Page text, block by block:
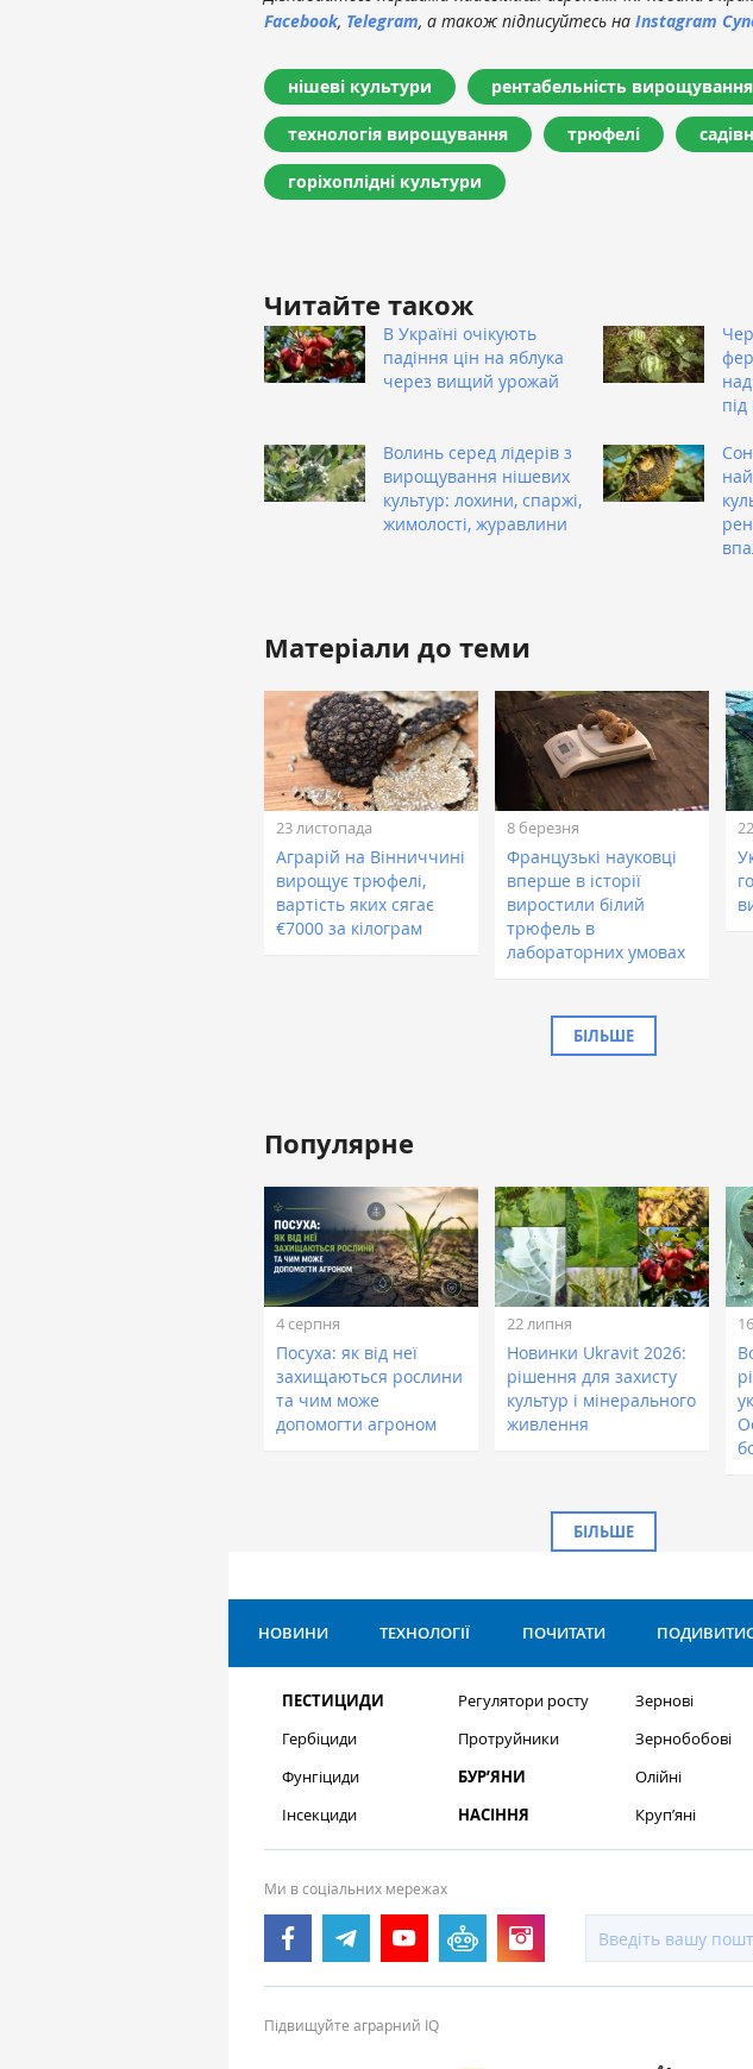
Facebook, Telegram, а також підписуйтесь на Instagram
нішеві культури рентабельність вирощування
технологія вирощування трюфелі
горіхоплідні культури
Читайте також
В Україні очікують
падіння цін на яблука
через вищий урожай
Волинь серед лідерів з
вирощування нішевих
культур: лохини, спаржі,
жимолості, журавлини
Матеріали до теми
23 листопада
Аграрій на Вінниччині
вирощує трюфелі,
вартість яких сягає
€7000 за кілограм
8 березня
Французькі науковці
вперше в історії
виростили білий
трюфель в
лабораторних умовах
БІЛЬШЕ
Популярне
4 серпня
Посуха: як від неї
захищаються рослини
та чим може
допомогти агроном
22 липня
Новинки Ukravit 2026:
рішення для захисту
культур і мінерального
живлення
БІЛЬШЕ
НОВИНИ ТЕХНОЛОГІЇ ПОЧИТАТИ
ПЕСТИЦИДИ
Гербіциди
Фунгіциди
Інсекциди
Регулятори росту
Протруйники
БУР’ЯНИ
НАСІННЯ
Зернові
Зернобобові
Олійні
Круп’яні
Ми в соціальних мережах
Підвищуйте аграрний IQ